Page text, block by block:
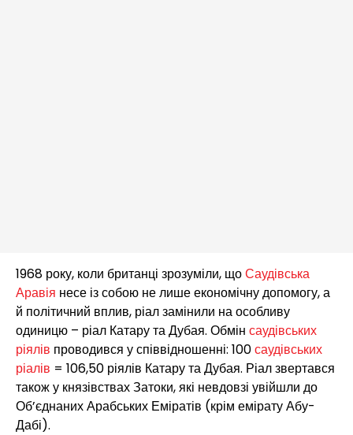
1968 року, коли британці зрозуміли, щоСаудівська
Аравія несе із собою не лише економічну допомогу, а
й політичний вплив, ріал замінили на особливу
одиницю – ріал Катару та Дубая. Обмін саудівських
ріялів проводився у співвідношенні: 100саудівських
ріалів = 106,50 ріялів Катару та Дубая. Ріал звертався
також у князівствах Затоки, які невдовзі увійшли до
Об’єднаних Арабських Еміратів (крім емірату Абу-
Дабі).